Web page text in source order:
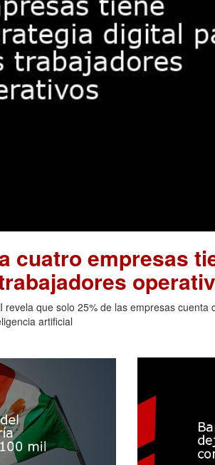
cuatro empresas
revela que solo 25% de las empresas
artificial